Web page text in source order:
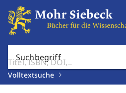
Suchbegriff
Volltextsuche